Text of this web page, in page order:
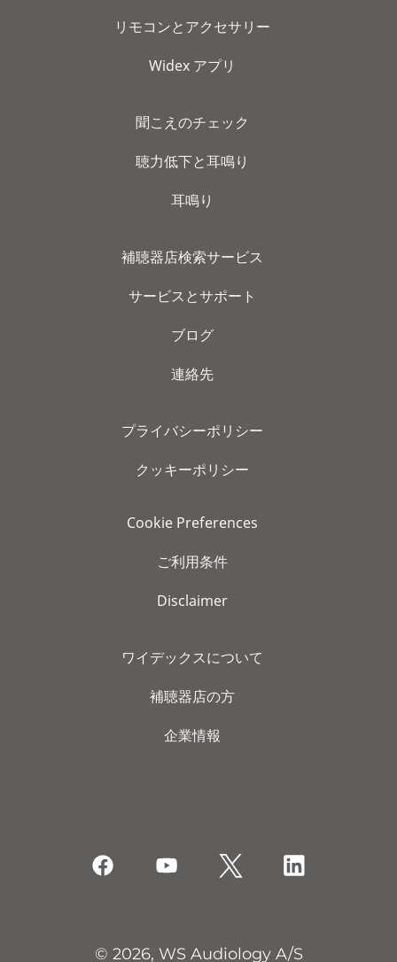
リモコンとアクセサリー
Widex アプリ
聞こえのチェック
聴力低下と耳鳴り
耳鳴り
補聴器店検索サービス
サービスとサポート
ブログ
連絡先
プライバシーポリシー
クッキーポリシー
Cookie Preferences
ご利用条件
Disclaimer
ワイデックスについて
補聴器店の方
企業情報
© 2026, WS Audiology A/S